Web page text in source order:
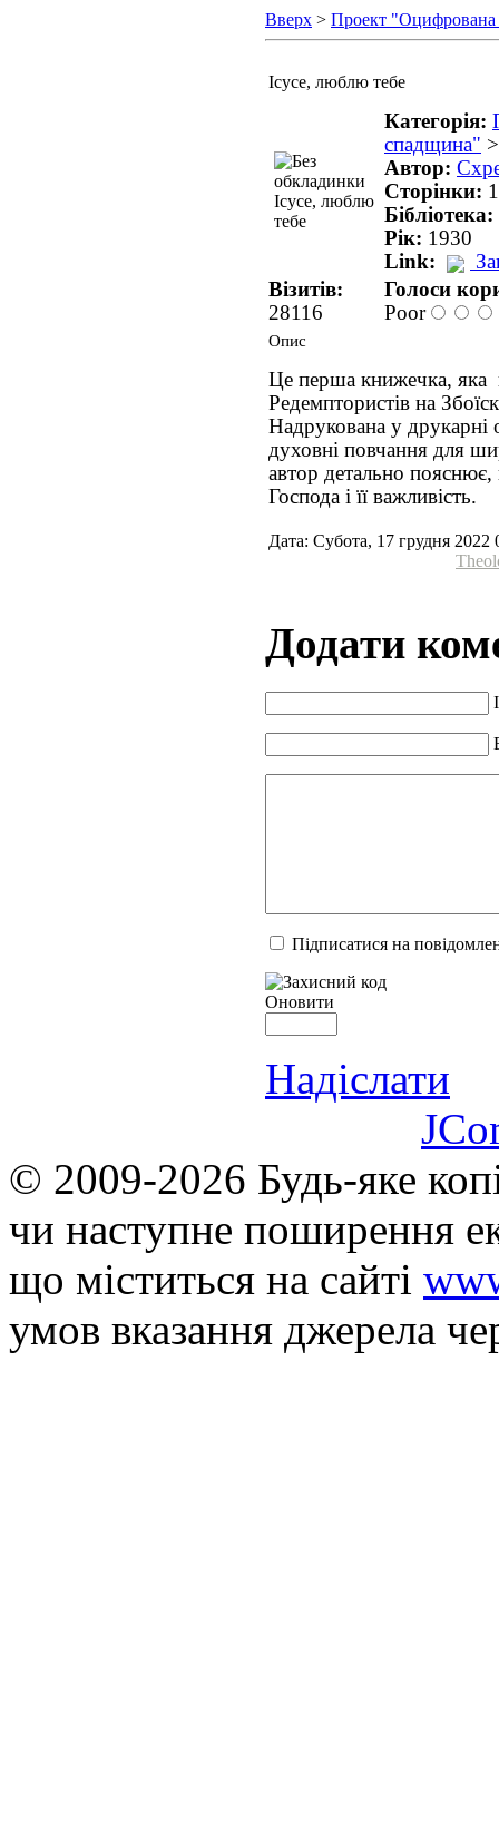
Вверх > Проект
Ісусе, люблю тебе
Категорія:
спадщина"
Автор:
Сторінки:
Бібліотека:
Рік: 1930
Link:
Візитів:
28116
Голоси
Poor
Опис
Це перша книжечка, яка
Редемптористів на
Надрукована у друкарні
духовні повчання для
автор детально
Господа і її важливість.
Дата: Субота, 17 грудня 2022
Додати
Підписатися на
Оновити
Надіслати
© 2009-2026 Будь-яке
чи наступне поширення
що мiститься на сайті
умов вказання джерела